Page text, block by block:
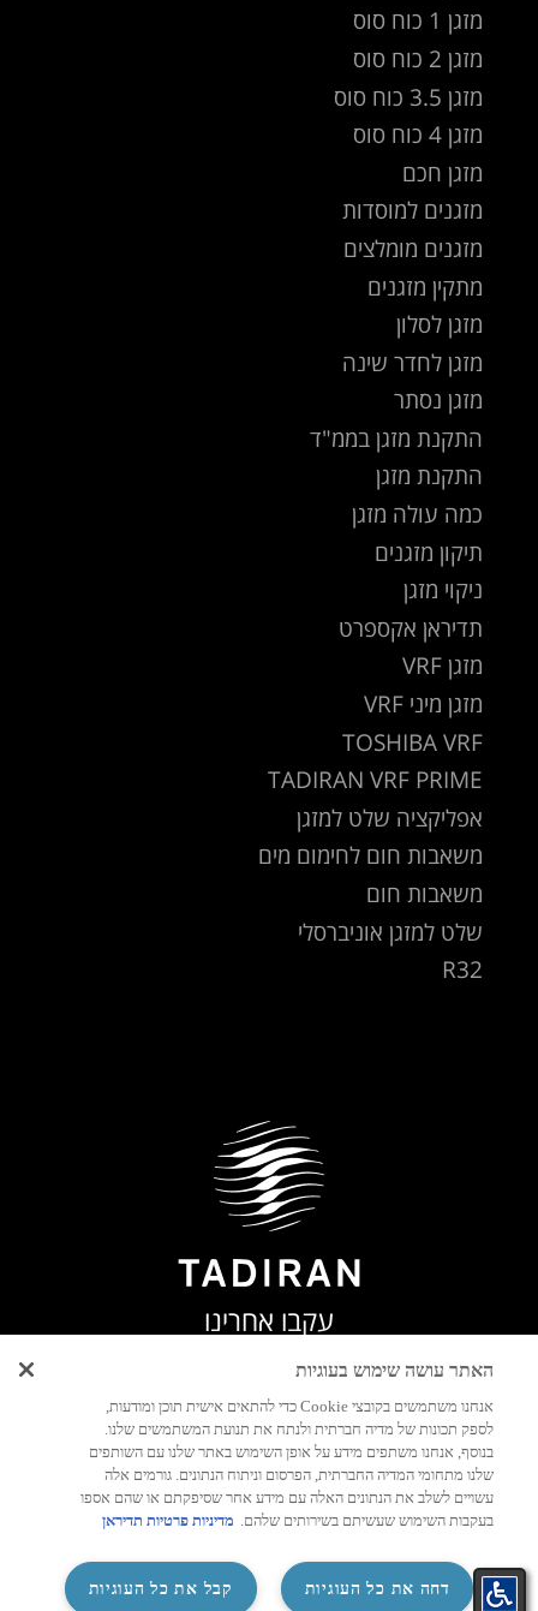
מזגן 1 כוח סוס
מזגן 2 כוח סוס
מזגן 3.5 כוח סוס
מזגן 4 כוח סוס
מזגן חכם
מזגנים למוסדות
מזגנים מומלצים
מתקין מזגנים
מזגן לסלון
מזגן לחדר שינה
מזגן נסתר
התקנת מזגן בממ"ד
התקנת מזגן
כמה עולה מזגן
תיקון מזגנים
ניקוי מזגן
תדיראן אקספרט
מזגן VRF
מזגן מיני VRF
TOSHIBA VRF
TADIRAN VRF PRIME
אפליקציה שלט למזגן
משאבות חום לחימום מים
משאבות חום
שלט למזגן אוניברסלי
R32
עקבו אחרינו
האתר עושה שימוש בעוגיות
אנחנו משתמשים בקובצי Cookie כדי להתאים אישית תוכן ומודעות,
לספק תכונות של מדיה חברתית ולנתח את תנועת המשתמשים שלנו.
בנוסף, אנחנו משתפים מידע על אופן השימוש באתר שלנו עם השותפים
שלנו מתחומי המדיה החברתית, הפרסום וניתוח הנתונים. גורמים אלה
עשויים לשלב את הנתונים האלה עם מידע אחר שסיפקתם או שהם אספו
בעקבות השימוש שעשיתם בשירותים שלהם. מדיניות פרטיות תדיראן
קבל את כל העוגיות ‏דחה את כל העוגיות